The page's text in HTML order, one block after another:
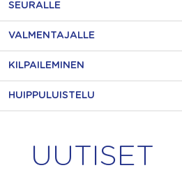
SEURALLE
VALMENTAJALLE
KILPAILEMINEN
HUIPPULUISTELU
UUTISET